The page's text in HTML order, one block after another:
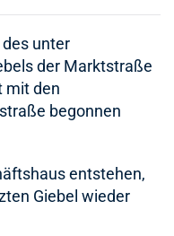
unter
der Marktstraße
mit den
begonnen
entstehen,
Giebel wieder